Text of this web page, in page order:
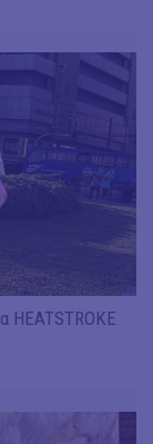
HEATSTROKE